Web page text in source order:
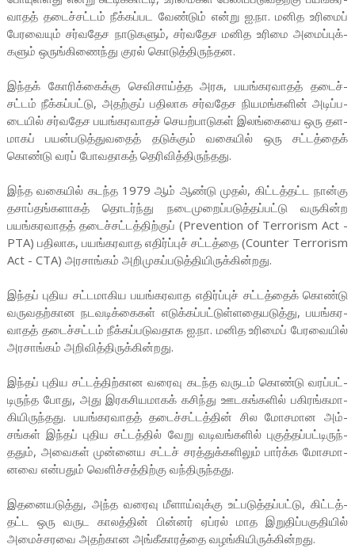
வாதத் தடைச்­சட்டம் நீக்­கப்­பட வேண்டும் என்று ஐ.நா. மனித உரிமைப்
பேர­வையும் சர்­வ­தேச நாடு­களும், சர்­வ­தேச மனித உரிமை அமைப்­புக்­
களும் ஒருங்­கி­ணைந்து குரல் கொடுத்­தி­ருந்­தன.
இந்தக் கோரிக்­கைக்கு செவி­சாய்த்த அரசு, பயங்­க­ர­வாதத் தடைச்­
சட்டம் நீக்­கப்­பட்டு, அதற்குப் பதி­லாக சர்­வ­தேச நிய­மங்­களின் அடிப்­ப­
டையில் சர்­வ­தேச பயங்­க­ர­வாதச் செயற்­பா­டுகள் இலங்­கையை ஒரு தள­
மாகப் பயன்­ப­டுத்­து­வதைத் தடுக்கும் வகையில் ஒரு சட்­டத்தைக்
கொண்டு வரப் போவ­தாகத் தெரி­வித்­தி­ருந்­தது.
இந்த வகையில் கடந்த 1979 ஆம் ஆண்டு முதல், கிட்­டத்­தட்ட நான்கு
தசாப்­தங்­க­ளாகத் தொடர்ந்து நடை­மு­றைப்­ப­டுத்­தப்­பட்டு வரு­கின்ற
பயங்­க­ர­வாதத் தடைச்­சட்­டத்­திற்குப் (Prevention of Terrorism Act -
PTA) பதி­லாக, பயங்­க­ர­வாத எதிர்ப்புச் சட்­டத்தை (Counter Terrorism
Act - CTA) அர­சாங்கம் அறி­மு­கப்­ப­டுத்­தி­யி­ருக்­கின்­றது.
இந்தப் புதிய சட்­ட­மா­கிய பயங்­க­ர­வாத எதிர்ப்புச் சட்­டத்தைக் கொண்டு
வரு­வ­தற்­கான நட­வ­டிக்­கைகள் எடுக்­கப்­பட்­டுள்­ள­தை­ய­டுத்து, பயங்­க­ர­
வாதத் தடைச்­சட்டம் நீக்­கப்­ப­டு­வ­தாக ஐ.நா. மனித உரிமைப் பேர­வையில்
அர­சாங்கம் அறி­வித்­தி­ருக்­கின்­றது.
இந்தப் புதிய சட்­டத்­திற்­கான வரைவு கடந்த வருடம் கொண்டு வரப்­பட்­
டி­ருந்த போது, அது இர­க­சி­ய­மாகக் கசிந்து ஊட­கங்­களில் பகி­ரங்­க­மா­
கி­யி­ருந்­தது. பயங்­க­ர­வாதத் தடைச்­சட்­டத்தின் சில மோச­மான அம்­
சங்கள் இந்தப் புதிய சட்­டத்தில் வேறு வடி­வங்­களில் புகுத்­தப்­பட்­டி­ருந்­
ததும், அவைகள் முன்­னைய சட்டச் சரத்­துக்­க­ளிலும் பார்க்க மோச­மா­
னவை என்­பதும் வெளிச்­சத்­திற்கு வந்­தி­ருந்­தது.
இத­னை­ய­டுத்து, அந்த வரைவு மீளாய்­வுக்கு உட்­ப­டுத்­தப்­பட்டு, கிட்­டத்­
தட்ட ஒரு வருட காலத்தின் பின்னர் ஏப்ரல் மாத இறு­திப்­ப­கு­தியில்
அமைச்­ச­ரவை அதற்­கான அங்­கீ­கா­ரத்தை வழங்­கி­யி­ருக்­கின்­றது.